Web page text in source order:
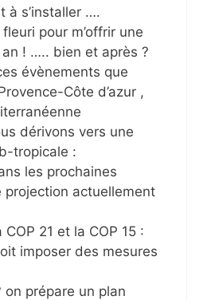
à s’installer ….
pour m’offrir une
! ….. bien et après ?
évènements que
Côte d’azur ,
dérivons vers une
tropicale :
les prochaines
projection actuellement
21 et la COP 15 :
imposer des mesures
prépare un plan